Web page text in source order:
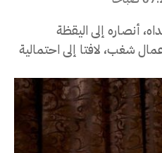
أنصاره إلى اليقظة
شغب، لافتا إلى احتمالية